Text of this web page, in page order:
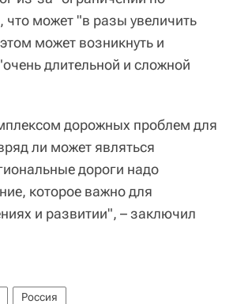
может "в разы увеличить
может возникнуть и
длительной и сложной
дорожных проблем для
ли может являться
дороги надо
которое важно для
и развитии", – заключил
Россия